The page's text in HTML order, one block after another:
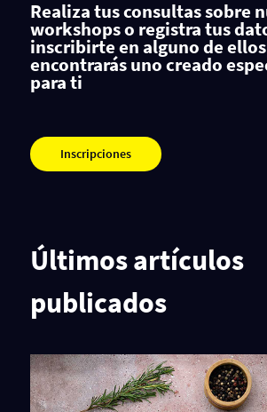
Realiza tus consultas sobre
workshops o registra tus
inscribirte en alguno de
encontrarás uno creado
para ti
Inscripciones
Últimos artículos
publicados